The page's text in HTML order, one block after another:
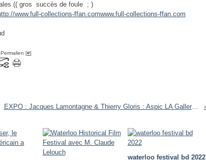
gros succès de foule ; )
www.full-collections-ffan.comwww.full-collections-ffan.com
[#]
EXPO : Jacques Lamontagne & Thierry Gloris : Aspic LA Gallery Paris FF
waterloo festival bd 2022